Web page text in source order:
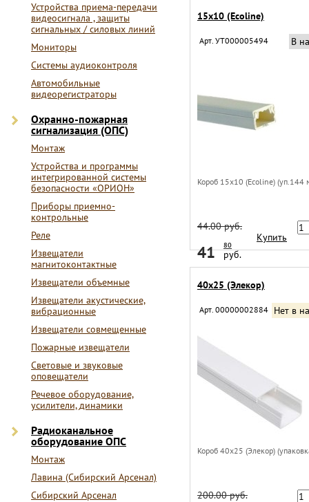
Устройства приема-передачи
видеосигнала , защиты
сигнальных / силовых линий
Мониторы
Системы аудиоконтроля
Автомобильные
видеорегистраторы
Охранно-пожарная
сигнализация (ОПС)
Монтаж
Устройства и программы
интегрированной системы
безопасности «ОРИОН»
Приборы приемно-
контрольные
Реле
Извещатели
магнитоконтактные
Извещатели объемные
Извещатели акустические,
вибрационные
Извещатели совмещенные
Пожарные извещатели
Световые и звуковые
оповещатели
Речевое оборудование,
усилители, динамики
Радиоканальное
оборудование ОПС
Монтаж
Лавина (Сибирский Арсенал)
Сибирский Арсенал
15х10 (Ecoline)
Арт. УТ000005494 В
Короб 15х10 (Ecoline) (уп.144
44.00 руб.
41 80
руб.
Купить
40х25 (Элекор)
Арт. 00000002884 Нет в
Короб 40х25 (Элекор)
200.00 руб.